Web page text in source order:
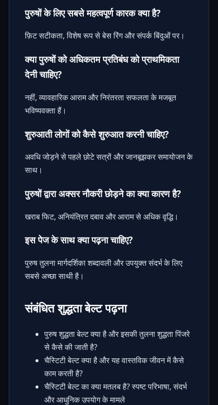
पुरुषों के लिए सबसे महत्वपूर्ण कारक क्या है?
फ़िट सटीकता, विशेष रूप से बेस रिंग और संपर्क बिंदुओं पर।
क्या पुरुषों को अधिकतम प्रतिबंध को प्राथमिकता
देनी चाहिए?
नहीं, व्यावहारिक आराम और निरंतरता सफलता के मजबूत
भविष्यवक्ता हैं।
शुरुआती लोगों को कैसे शुरुआत करनी चाहिए?
अवधि जोड़ने से पहले छोटे सत्रों और जानबूझकर समायोजन के
साथ।
पुरुषों द्वारा अक्सर नौकरी छोड़ने का क्या कारण है?
खराब फिट, अनियंत्रित दबाव और आराम से अधिक वृद्धि।
इस पेज के साथ क्या पढ़ना चाहिए?
पुरुष तुलना मार्गदर्शिका शब्दावली और उपयुक्त संदर्भ के लिए
सबसे अच्छा साथी है।
संबंधित शुद्धता बेल्ट पढ़ना
पुरुष शुद्धता बेल्ट क्या है और इसकी तुलना शुद्धता पिंजरे
से कैसे की जाती है?
चैस्टिटी बेल्ट क्या है और यह वास्तविक जीवन में कैसे
काम करती है?
चैस्टिटी बेल्ट का क्या मतलब है? स्पष्ट परिभाषा, संदर्भ
और आधुनिक उपयोग के मामले